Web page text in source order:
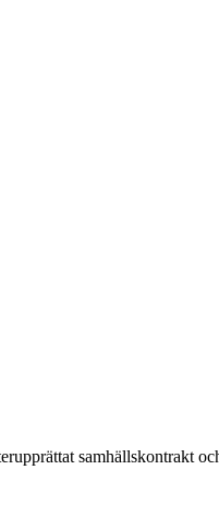
samhällskontrakt